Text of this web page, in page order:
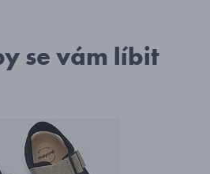
se vám líbit